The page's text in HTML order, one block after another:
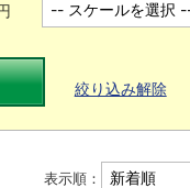
絞り込み解除
表示順：